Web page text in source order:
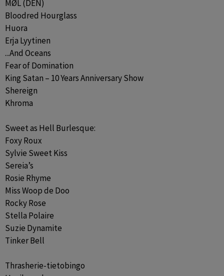
MØL (DEN)
Bloodred Hourglass
Huora
Erja Lyytinen
...And Oceans
Fear of Domination
King Satan – 10 Years Anniversary Show
Shereign
Khroma
Sweet as Hell Burlesque:
Foxy Roux
Sylvie Sweet Kiss
Sereia’s
Rosie Rhyme
Miss Woop de Doo
Rocky Rose
Stella Polaire
Suzie Dynamite
Tinker Bell
Thrasherie-tietobingo